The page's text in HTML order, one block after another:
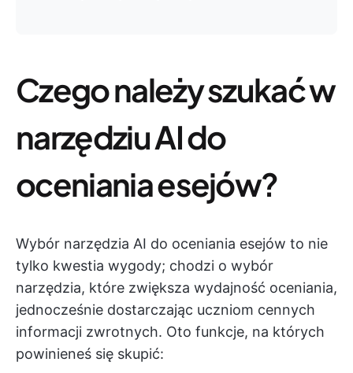
Czego należy szukać w
narzędziu AI do
oceniania esejów?
Wybór narzędzia AI do oceniania esejów to nie
tylko kwestia wygody; chodzi o wybór
narzędzia, które zwiększa wydajność oceniania,
jednocześnie dostarczając uczniom cennych
informacji zwrotnych. Oto funkcje, na których
powinieneś się skupić: